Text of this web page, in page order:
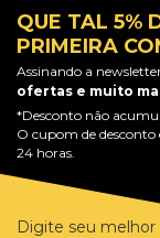
QUE TAL 5%
PRIMEIRA
Assinando a
ofertas e muito
*Desconto não
O cupom de desconto
24 horas.
Digite seu melhor